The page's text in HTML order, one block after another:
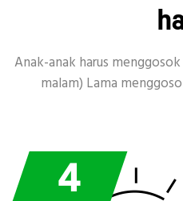
Anak-anak harus
malam) Lama